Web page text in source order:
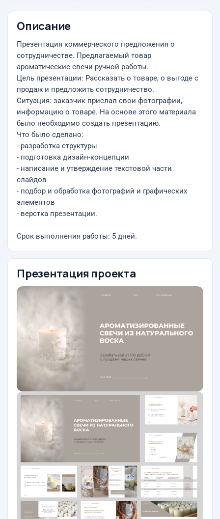
Описание
Презентация коммерческого предложения о
сотрудничестве. Предлагаемый товар
ароматические свечи ручной работы.
Цель презентации: Рассказать о товаре, о выгоде с
продаж и предложить сотрудничество.
Ситуация: заказчик прислал свои фотографии,
информацию о товаре. На основе этого материала
было необходимо создать презентацию.
Что было сделано:
- разработка структуры
- подготовка дизайн-концепции
- написание и утверждение текстовой части
слайдов
- подбор и обработка фотографий и графических
элементов
- верстка презентации.
Срок выполнения работы: 5 дней.
Презентация проекта